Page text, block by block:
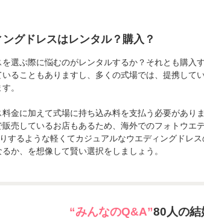
ングドレスはレンタル？購入？
選ぶ際に悩むのがレンタルするか？それとも購入
ることもありますし、多くの式場では、提携して
。
金に加えて式場に持ち込み料を支払う必要があり
売しているお店もあるため、海外でのフォトウエ
するような軽くてカジュアルなウエディングドレ
か、を想像して賢い選択をしましょう。
“みんなのQ&A”80人の結